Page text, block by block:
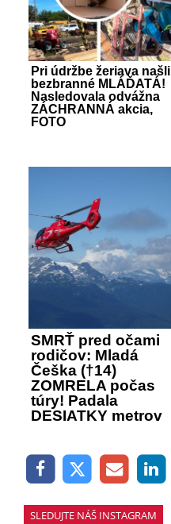
Pri údržbe žeriava našli
bezbranné MLÁĎATÁ!
Nasledovala odvážna
ZÁCHRANNÁ akcia,
FOTO
SMRŤ pred očami
rodičov: Mladá
Češka (†14)
ZOMRELA počas
túry! Padala
DESIATKY metrov
SLEDUJTE NÁŠ INSTAGRAM